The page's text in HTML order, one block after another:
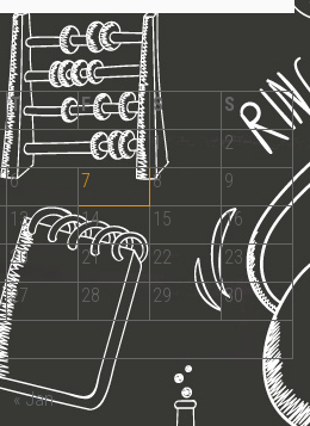
T F S
S
1
2
6 7 8
9
13 14 15
16
20 21 22
23
27 28 29
30
« Jan